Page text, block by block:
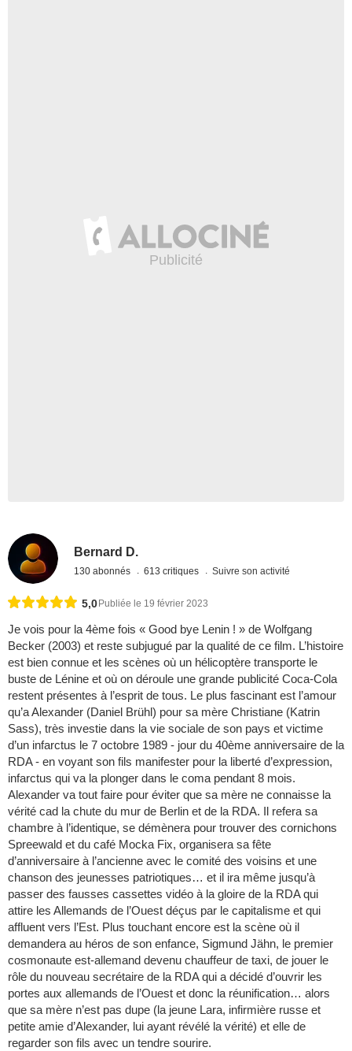
Bernard D.
130 abonnés 613 critiques Suivre son activité
5,0 Publiée le 19 février 2023
Je vois pour la 4ème fois « Good bye Lenin ! » de Wolfgang
Becker (2003) et reste subjugué par la qualité de ce film. L’histoire
est bien connue et les scènes où un hélicoptère transporte le
buste de Lénine et où on déroule une grande publicité Coca-Cola
restent présentes à l’esprit de tous. Le plus fascinant est l’amour
qu’a Alexander (Daniel Brühl) pour sa mère Christiane (Katrin
Sass), très investie dans la vie sociale de son pays et victime
d’un infarctus le 7 octobre 1989 - jour du 40ème anniversaire de la
RDA - en voyant son fils manifester pour la liberté d’expression,
infarctus qui va la plonger dans le coma pendant 8 mois.
Alexander va tout faire pour éviter que sa mère ne connaisse la
vérité cad la chute du mur de Berlin et de la RDA. Il refera sa
chambre à l’identique, se démènera pour trouver des cornichons
Spreewald et du café Mocka Fix, organisera sa fête
d’anniversaire à l’ancienne avec le comité des voisins et une
chanson des jeunesses patriotiques… et il ira même jusqu’à
passer des fausses cassettes vidéo à la gloire de la RDA qui
attire les Allemands de l’Ouest déçus par le capitalisme et qui
affluent vers l’Est. Plus touchant encore est la scène où il
demandera au héros de son enfance, Sigmund Jähn, le premier
cosmonaute est-allemand devenu chauffeur de taxi, de jouer le
rôle du nouveau secrétaire de la RDA qui a décidé d’ouvrir les
portes aux allemands de l’Ouest et donc la réunification… alors
que sa mère n’est pas dupe (la jeune Lara, infirmière russe et
petite amie d’Alexander, lui ayant révélé la vérité) et elle de
regarder son fils avec un tendre sourire.